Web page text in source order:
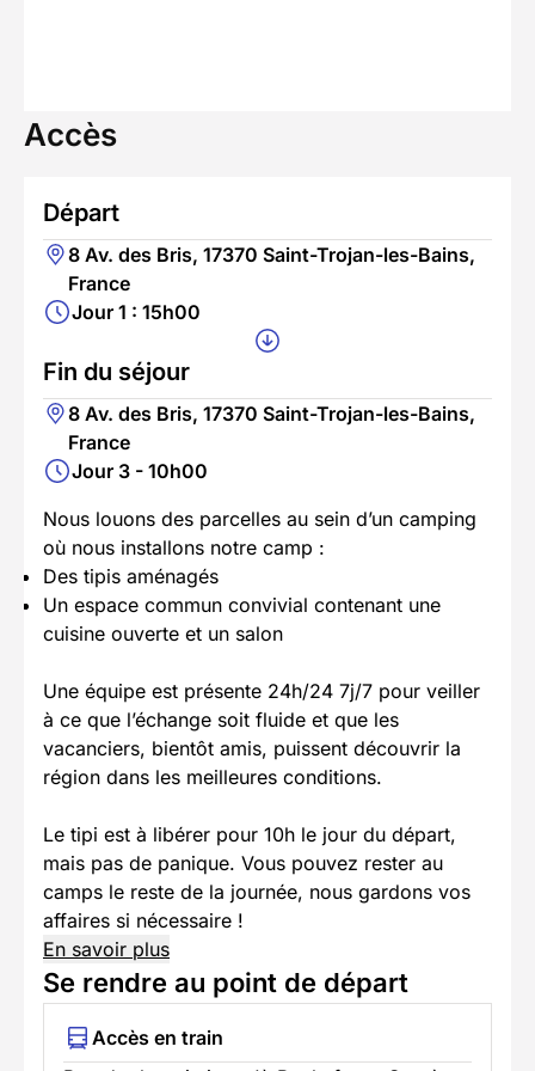
Accès
Départ
8 Av. des Bris, 17370 Saint-Trojan-les-Bains,
France
Jour 1 : 15h00
Fin du séjour
8 Av. des Bris, 17370 Saint-Trojan-les-Bains,
France
Jour 3 - 10h00
Nous louons des parcelles au sein d’un camping
où nous installons notre camp :
Des tipis aménagés
Un espace commun convivial contenant une
cuisine ouverte et un salon
Une équipe est présente 24h/24 7j/7 pour veiller
à ce que l’échange soit fluide et que les
vacanciers, bientôt amis, puissent découvrir la
région dans les meilleures conditions.
Le tipi est à libérer pour 10h le jour du départ,
mais pas de panique. Vous pouvez rester au
camps le reste de la journée, nous gardons vos
affaires si nécessaire !
En savoir plus
Se rendre au point de départ
Accès en train